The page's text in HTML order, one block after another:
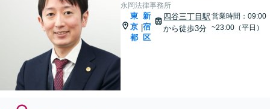
永岡法律事務所
東
京
都
|
新
宿
区
四谷三丁目駅
から徒歩3分
営業時間：09:00
~23:00（平日）